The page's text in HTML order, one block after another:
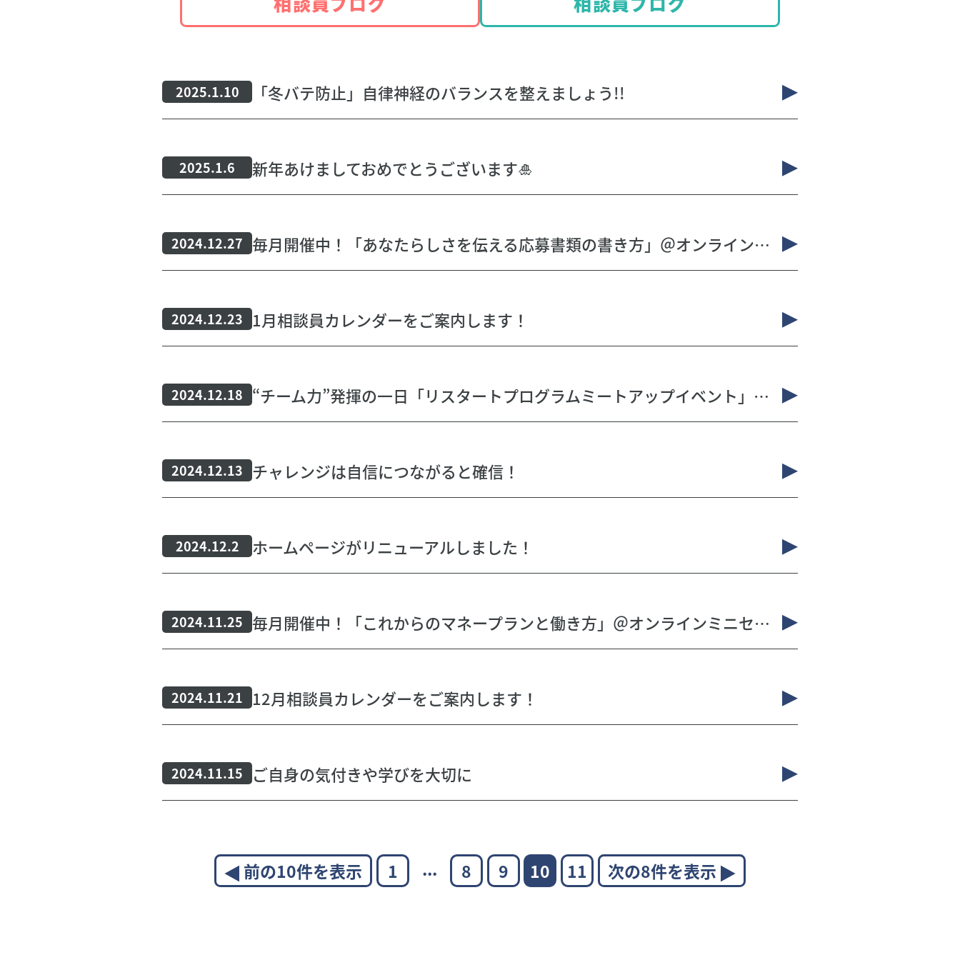
2025.1.10 「冬バテ防止」自律神経のバランスを整えましょう!!
2025.1.6 新年あけましておめでとうございます🎍
2024.12.27 毎月開催中！「あなたらしさを伝える応募書類の書き方」＠オンラインミニセミナー
2024.12.23 1月相談員カレンダーをご案内します！
2024.12.18 “チーム力”発揮の一日「リスタートプログラムミートアップイベント」スタッフとして感じたこと
2024.12.13 チャレンジは自信につながると確信！
2024.12.2 ホームページがリニューアルしました！
2024.11.25 毎月開催中！「これからのマネープランと働き方」＠オンラインミニセミナー
2024.11.21 12月相談員カレンダーをご案内します！
2024.11.15 ご自身の気付きや学びを大切に
前の10件を表示 1 ... 8 9 10 (current)
11 次の8件を表示